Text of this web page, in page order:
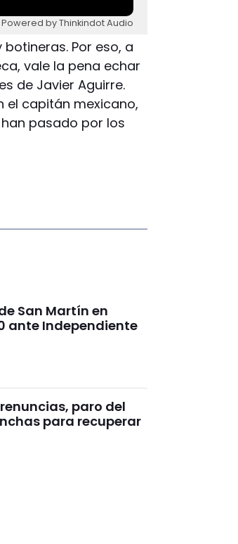
Powered by Thinkindot Audio
botineras. Por eso, a
vale la pena echar
de Javier Aguirre.
el capitán mexicano,
pasado por los
San Martín en
ante Independiente
paro del
para recuperar